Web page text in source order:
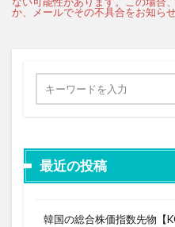
最近の投稿
韓国の総合株価指数先物【